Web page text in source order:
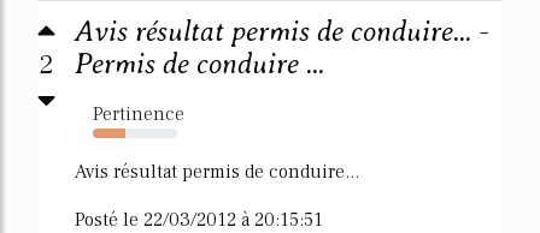
2
Avis résultat permis de conduire... -
Permis de conduire ...
Pertinence
38%
Avis résultat permis de conduire...
Posté le 22/03/2012 à 20:15:51